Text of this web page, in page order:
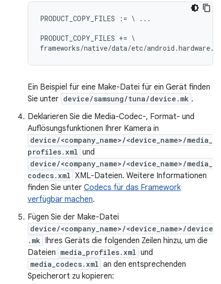
PRODUCT_COPY_FILES := \ ...
PRODUCT_COPY_FILES += \
Ein Beispiel für eine Make-Datei für ein Gerät finden
Sie unter device/samsung/tuna/device.mk .
Deklarieren Sie die Media-Codec-, Format- und
Auflösungsfunktionen Ihrer Kamera in
device/<company_name>/<device_name>/media_
profiles.xml und
device/<company_name>/<device_name>/media_
codecs.xml XML-Dateien. Weitere Informationen
finden Sie unter Codecs für das Framework
verfügbar machen.
Fügen Sie der Make-Datei
device/<company_name>/<device_name>/device
.mk Ihres Geräts die folgenden Zeilen hinzu, um die
Dateien media_profiles.xml und
media_codecs.xml an den entsprechenden
Speicherort zu kopieren: